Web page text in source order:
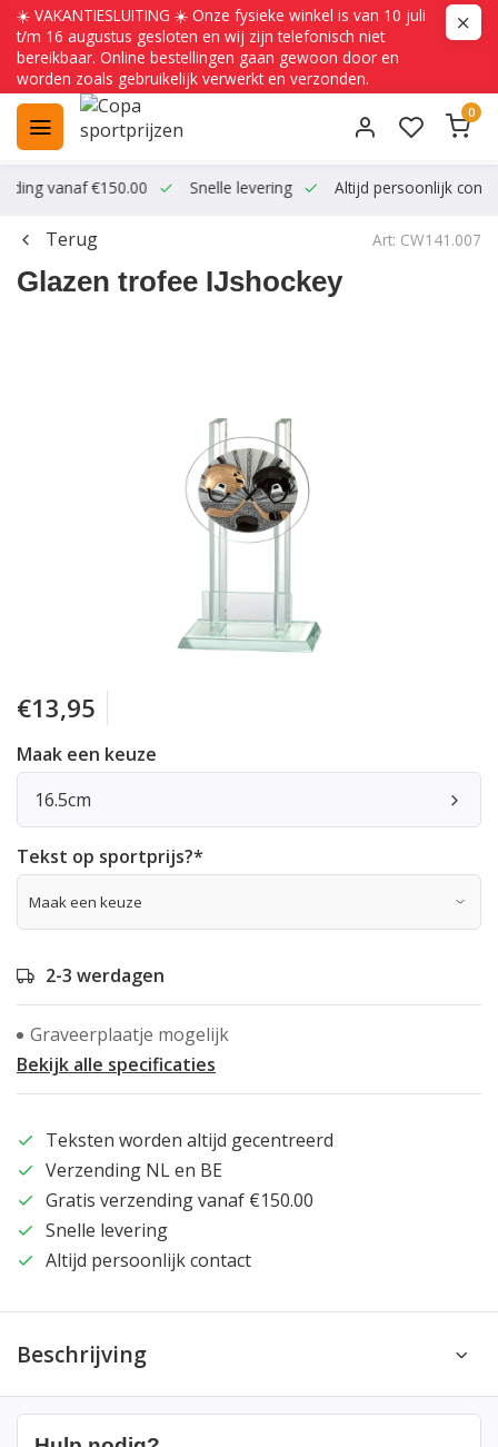
☀️ VAKANTIESLUITING ☀️ Onze fysieke winkel is van 10 juli
t/m 16 augustus gesloten en wij zijn telefonisch niet
bereikbaar. Online bestellingen gaan gewoon door en
worden zoals gebruikelijk verwerkt en verzonden.
0
vanaf €150.00 Snelle levering Altijd persoonlijk
Terug Art: CW141.007
Glazen trofee IJshockey
€13,95
Maak een keuze
16.5cm
Tekst op sportprijs?*
2-3 werdagen
Graveerplaatje mogelijk
Bekijk alle specificaties
Teksten worden altijd gecentreerd
Verzending NL en BE
Gratis verzending vanaf €150.00
Snelle levering
Altijd persoonlijk contact
Beschrijving